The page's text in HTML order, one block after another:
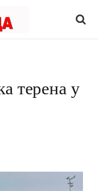
терена у